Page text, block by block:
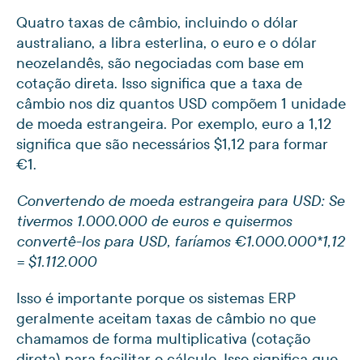
Quatro taxas de câmbio, incluindo o dólar
australiano, a libra esterlina, o euro e o dólar
neozelandês, são negociadas com base em
cotação direta. Isso significa que a taxa de
câmbio nos diz quantos USD compõem 1 unidade
de moeda estrangeira. Por exemplo, euro a 1,12
significa que são necessários $1,12 para formar
€1.
Convertendo de moeda estrangeira para USD: Se
tivermos 1.000.000 de euros e quisermos
convertê-los para USD, faríamos €1.000.000*1,12
= $1.112.000
Isso é importante porque os sistemas ERP
geralmente aceitam taxas de câmbio no que
chamamos de forma multiplicativa (cotação